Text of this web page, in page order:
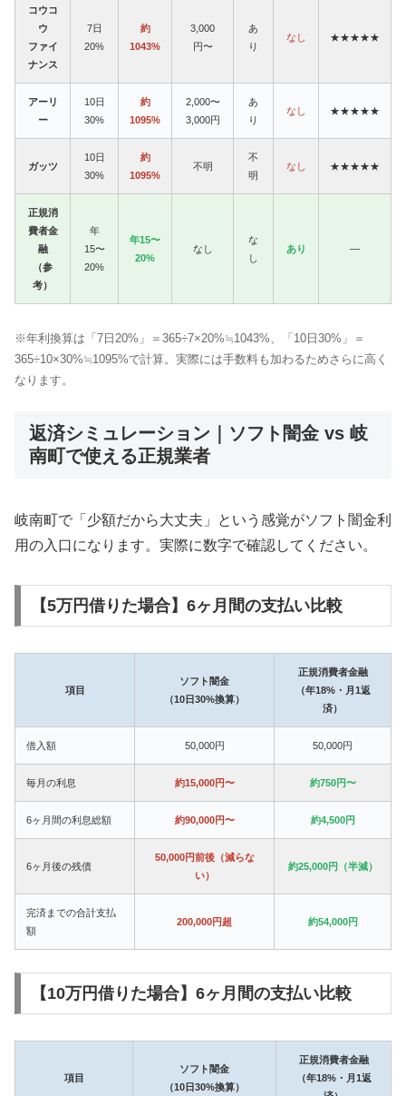
コウコ
ウ
ファイ
ナンス
7日
20%
約
1043%
3,000
円〜
あ
り
なし ★★★★★
アーリ
ー
10日
30%
約
1095%
2,000〜
3,000円
あ
り
なし ★★★★★
ガッツ
10日
30%
約
1095%
不明
不
明
なし ★★★★★
正規消
費者金
融
（参
考）
年
15〜
20%
年15〜
20%
なし
な
し
あり —
※年利換算は「7日20%」＝365÷7×20%≒1043%、「10日30%」＝
365÷10×30%≒1095%で計算。実際には手数料も加わるためさらに高く
なります。
返済シミュレーション｜ソフト闇金 vs 岐
南町で使える正規業者
岐南町で「少額だから大丈夫」という感覚がソフト闇金利
用の入口になります。実際に数字で確認してください。
【5万円借りた場合】6ヶ月間の支払い比較
項目
ソフト闇金
（10日30%換算）
正規消費者金融
（年18%・月1返
済）
借入額 50,000円 50,000円
毎月の利息 約15,000円〜 約750円〜
6ヶ月間の利息総額 約90,000円〜 約4,500円
6ヶ月後の残債
50,000円前後（減らな
い）
約25,000円（半減）
完済までの合計支払
額
200,000円超 約54,000円
【10万円借りた場合】6ヶ月間の支払い比較
項目
ソフト闇金
（10日30%換算）
正規消費者金融
（年18%・月1返